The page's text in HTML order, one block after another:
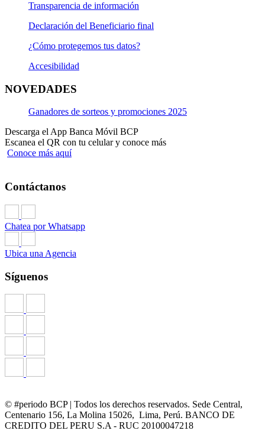
Transparencia de información
Declaración del Beneficiario final
¿Cómo protegemos tus datos?
Accesibilidad
NOVEDADES
Ganadores de sorteos y promociones 2025
Descarga el App Banca Móvil BCP
Escanea el QR con tu celular y conoce más
Conoce más aquí
Contáctanos
Chatea por Whatsapp
Ubica una Agencia
Síguenos
© #periodo BCP | Todos los derechos reservados. Sede Central,
Centenario 156, La Molina 15026, Lima, Perú. BANCO DE
CREDITO DEL PERU S.A - RUC 20100047218